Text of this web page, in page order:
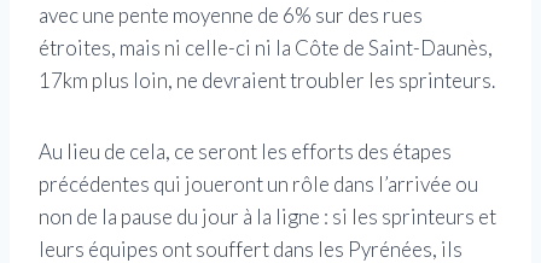
avec une pente moyenne de 6% sur des rues
étroites, mais ni celle-ci ni la Côte de Saint-Daunès,
17km plus loin, ne devraient troubler les sprinteurs.
Au lieu de cela, ce seront les efforts des étapes
précédentes qui joueront un rôle dans l’arrivée ou
non de la pause du jour à la ligne : si les sprinteurs et
leurs équipes ont souffert dans les Pyrénées, ils